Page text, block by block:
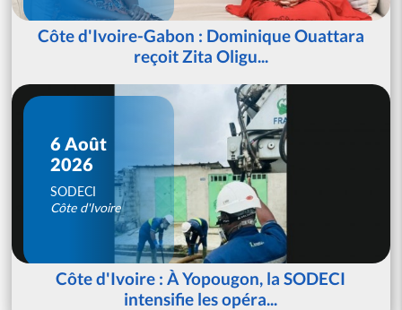
Côte d'Ivoire-Gabon : Dominique Ouattara
reçoit Zita Oligu...
6 Août
2026
SODECI
Côte d'Ivoire
Côte d'Ivoire : À Yopougon, la SODECI
intensifie les opéra...